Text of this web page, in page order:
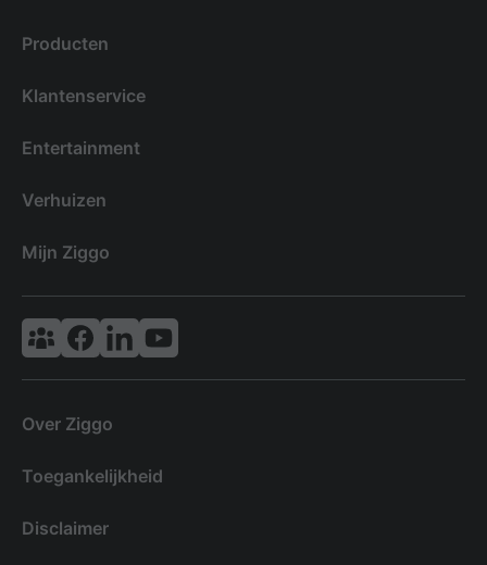
Producten
Klantenservice
Entertainment
Verhuizen
Mijn Ziggo
Vodafone & Ziggo Community
Ziggo Facebook
VodafoneZiggo LinkedIn
Ziggo YouTube
Over Ziggo
Toegankelijkheid
Disclaimer